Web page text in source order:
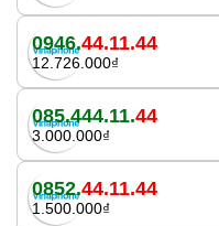
0946.44.11.44
12.726.000₫
085.444.11.44
3.000.000₫
0852.44.11.44
1.500.000₫